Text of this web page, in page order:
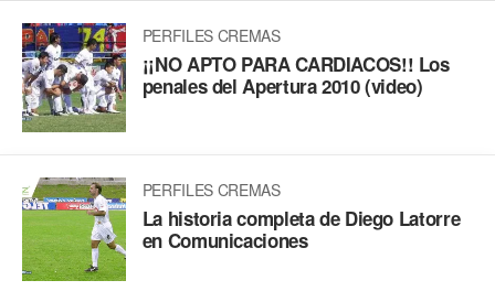
PERFILES CREMAS
¡¡NO APTO PARA CARDIACOS!! Los
penales del Apertura 2010 (video)
PERFILES CREMAS
La historia completa de Diego Latorre
en Comunicaciones